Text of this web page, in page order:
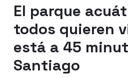
El parque
todos quieren
está a 45
Santiago